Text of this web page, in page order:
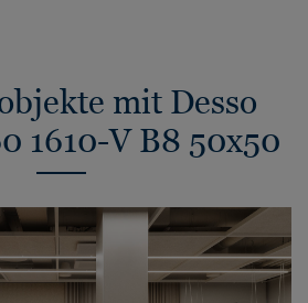
mit Desso
1610-V B8 50x50